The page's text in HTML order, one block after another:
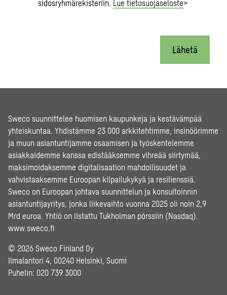
sidosryhmärekisteriin. Lue tietosuojaseloste>
Lähetä
Sweco suunnittelee huomisen kaupunkeja ja kestävämpää
yhteiskuntaa. Yhdistämme 23 000 arkkitehtimme, insinöörimme
ja muun asiantuntijamme osaamisen ja työskentelemme
asiakkaidemme kanssa edistääksemme vihreää siirtymää,
maksimoidaksemme digitalisaation mahdollisuudet ja
vahvistaaksemme Euroopan kilpailukykyä ja resilienssiä.
Sweco on Euroopan johtava suunnittelun ja konsultoinnin
asiantuntijayritys, jonka liikevaihto vuonna 2025 oli noin 2,9
Mrd euroa. Yhtiö on listattu Tukholman pörssiin (Nasdaq).
www.sweco.fi
© 2026 Sweco Finland Oy
Ilmalantori 4, 00240 Helsinki, Suomi
Puhelin: 020 739 3000